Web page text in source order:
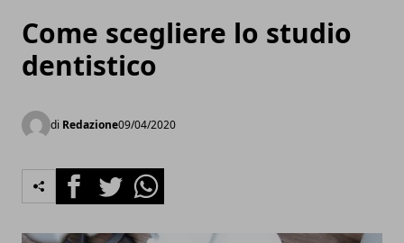
Come scegliere lo studio
dentistico
di Redazione09/04/2020
FacebookTwitterWhatsapp